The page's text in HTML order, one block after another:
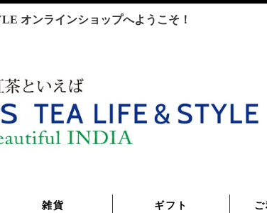
オンラインショップへようこそ！
雑貨 ギフト